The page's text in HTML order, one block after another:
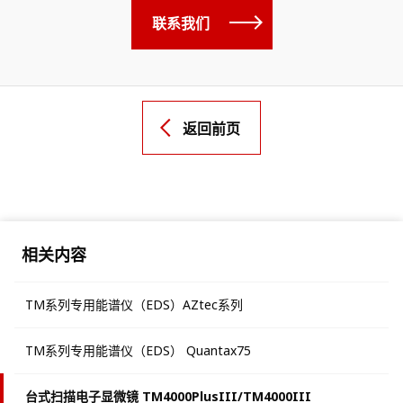
联系我们
返回前页
相关内容
TM系列专用能谱仪（EDS）AZtec系列
TM系列专用能谱仪（EDS） Quantax75
台式扫描电子显微镜 TM4000PlusIII/TM4000III